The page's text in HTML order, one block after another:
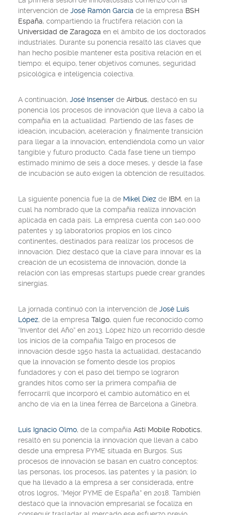
intervención de José Ramón García de la empresa BSH
España, compartiendo la fructífera relación con la
Universidad de Zaragoza en el ámbito de los doctorados
industriales. Durante su ponencia resaltó las claves que
han hecho posible mantener esta positiva relación en el
tiempo: el equipo, tener objetivos comunes, seguridad
psicológica e inteligencia colectiva.
A continuación, José Insenser de Airbus, destacó en su
ponencia los procesos de innovación que lleva a cabo la
compañía en la actualidad. Partiendo de las fases de
ideación, incubación, aceleración y finalmente transición
para llegar a la innovación, entendiéndola como un valor
tangible y futuro producto. Cada fase tiene un tiempo
estimado mínimo de seis a doce meses, y desde la fase
de incubación se auto exigen la obtención de resultados.
La siguiente ponencia fue la de Mikel Díez de IBM, en la
cual ha nombrado que la compañía realiza innovación
aplicada en cada país. La empresa cuenta con 140.000
patentes y 19 laboratorios propios en los cinco
continentes, destinados para realizar los procesos de
innovación. Díez destacó que la clave para innovar es la
creación de un ecosistema de innovación, donde la
relación con las empresas startups puede crear grandes
sinergias.
La jornada continuó con la intervención de José Luis
López, de la empresa Talgo, quien fue reconocido como
“Inventor del Año” en 2013. López hizo un recorrido desde
los inicios de la compañía Talgo en procesos de
innovación desde 1950 hasta la actualidad, destacando
que la innovación se fomento desde los propios
fundadores y con el paso del tiempo se lograron
grandes hitos como ser la primera compañía de
ferrocarril que incorporó el cambio automático en el
ancho de vía en la línea férrea de Barcelona a Ginebra.
Luis Ignacio Olmo, de la compañía Asti Mobile Robotics,
resaltó en su ponencia la innovación que llevan a cabo
desde una empresa PYME situada en Burgos. Sus
procesos de innovación se basan en cuatro conceptos:
las personas, los procesos, las patentes y la pasión; lo
que ha llevado a la empresa a ser considerada, entre
otros logros, “Mejor PYME de España” en 2018. También
destacó que la innovación empresarial se focaliza en